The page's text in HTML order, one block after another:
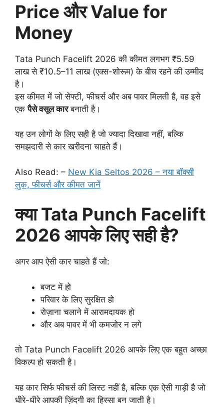
Price और Value for
Money
Tata Punch Facelift 2026 की कीमत लगभग ₹5.59
लाख से ₹10.5–11 लाख (एक्स-शोरूम) के बीच रहने की उम्मीद
है।
इस कीमत में जो सेफ्टी, फीचर्स और अब पावर मिलती है, वह इसे
एकपैसे वसूल कारबनाती है।
यह उन लोगों के लिए सही है जो ज्यादा दिखावा नहीं, बल्कि
समझदारी से कार खरीदना चाहते हैं।
Also Read: – New Kia Seltos 2026 – नया बॉक्सी
लुक, फीचर्स और कीमत जानें
क्या Tata Punch Facelift
2026 आपके लिए सही है?
अगर आप ऐसी कार चाहते हैं जो:
बजट में हो
परिवार के लिए सुरक्षित हो
रोज़ाना चलाने में आरामदायक हो
और अब पावर में भी कमजोर न लगे
तो Tata Punch Facelift 2026 आपके लिए एक बहुत अच्छा
विकल्प हो सकती है।
यह कार सिर्फ फीचर्स की लिस्ट नहीं है, बल्कि एक ऐसी गाड़ी है जो
धीरे-धीरे आपकी ज़िंदगी का हिस्सा बन जाती है।